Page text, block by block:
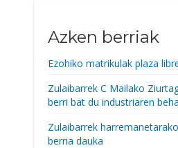
Azken berriak
Ezohiko matrikulak plaza
Zulaibarrek C Mailako
berri bat du industriaren
Zulaibarrek
berria dauka